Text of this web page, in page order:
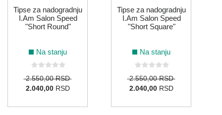
Tipse za nadogradnju
I.Am Salon Speed
"Short Round"
Na stanju
2.550,00 RSD
2.040,00RSD
Tipse za nadogradnju
I.Am Salon Speed
"Short Square"
Na stanju
2.550,00 RSD
2.040,00RSD